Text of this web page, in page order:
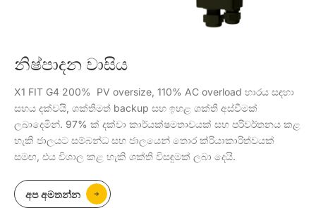
නිෂ්පාදන වාසිය
X1 FIT G4 200% PV oversize, 110% AC overload භාරය සඳහා
සහය දක්වයි, ශක්තිමත් backup සහ ඉහළ ශක්ති අස්වීමක්
ලබාදෙමින්. 97% ක් දක්වා කාර්යක්ෂමතාවයක් සහ පරිවර්තනය කළ
හැකි ජාලයට සම්බන්ධ සහ ජාලයෙන් තොර ක්රියාකාරිත්වයක්
සමඟ, එය විශාල කළ හැකි ශක්ති විසඳුමක් ලබා දෙයි.
අප අමතන්න